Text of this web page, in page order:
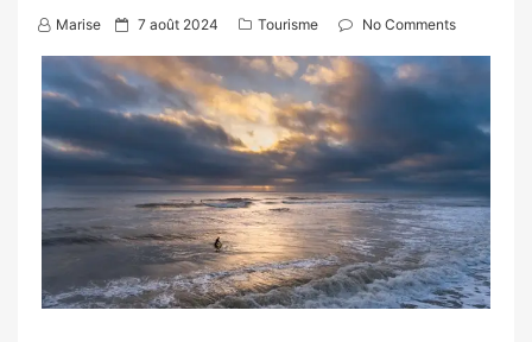
Marise
P
o
t
o
n
7 août 2024 Tourisme No Comments